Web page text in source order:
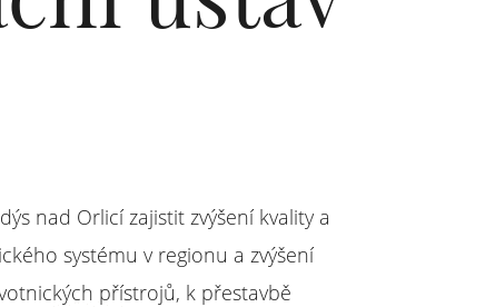
nad Orlicí zajistit zvýšení kvality a
systému v regionu a zvýšení
přístrojů, k přestavbě